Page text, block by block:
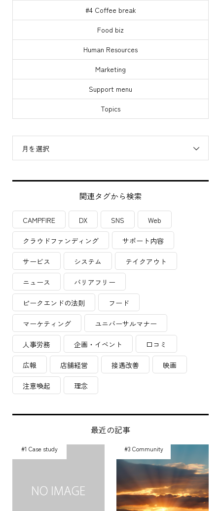
#4 Coffee break
Food biz
Human Resources
Marketing
Support menu
Topics
月を選択
関連タグから検索
CAMPFIRE DX SNS Web
クラウドファンディング サポート内容
サービス システム テイクアウト
ニュース バリアフリー
ピークエンドの法則 フード
マーケティング ユニバーサルマナー
人事労務 企画・イベント 口コミ
広報 店舗経営 接遇改善 映画
注意喚起 理念
最近の記事
#1 Case study #3 Community